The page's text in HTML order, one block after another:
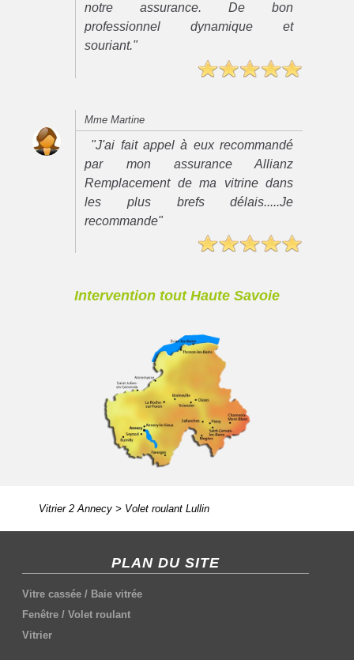
notre assurance. De bon
professionnel dynamique et
souriant."
Mme Martine
"J'ai fait appel à eux recommandé
par mon assurance Allianz
Remplacement de ma vitrine dans
les plus brefs délais.....Je
recommande"
Intervention tout Haute Savoie
Vitrier 2 Annecy> Volet roulant Lullin
PLAN DU SITE
Vitre cassée / Baie vitrée
Fenêtre /Volet roulant
Vitrier